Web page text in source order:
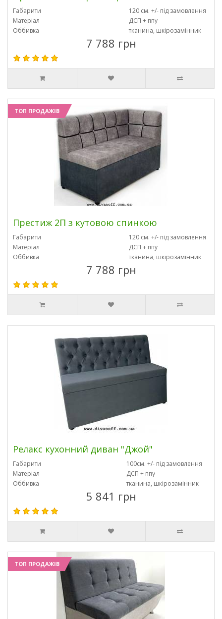
Габарити
120 см. +/- під замовлення
Матеріал
ДСП + ппу
Оббивка
тканина, шкірозамінник
7 788 грн
ТОП ПРОДАЖІВ
Престиж 2П з кутовою спинкою
Габарити
120 см. +/- під замовлення
Матеріал
ДСП + ппу
Оббивка
тканина, шкірозамінник
7 788 грн
Релакс кухонний диван "Джой"
Габарити
100см. +/- під замовлення
Матеріал
ДСП + ппу
Оббивка
тканина, шкірозамінник
5 841 грн
ТОП ПРОДАЖІВ